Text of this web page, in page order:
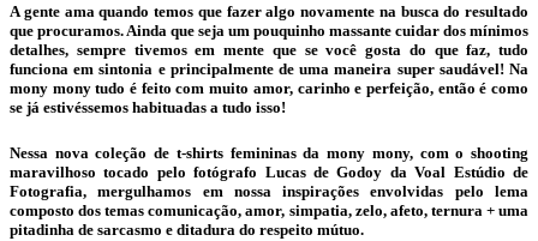
A gente ama quando temos que fazer algo novamente na busca do resultado
que procuramos. Ainda que seja um pouquinho massante cuidar dos mínimos
detalhes, sempre tivemos em mente que se você gosta do que faz, tudo
funciona em sintonia e principalmente de uma maneira super saudável! Na
mony mony tudo é feito com muito amor, carinho e perfeição, então é como
se já estivéssemos habituadas a tudo isso!
Nessa nova coleção de t-shirts femininas da mony mony, com o shooting
maravilhoso tocado pelo fotógrafo Lucas de Godoy da Voal Estúdio de
Fotografia, mergulhamos em nossa inspirações envolvidas pelo lema
composto dos temas comunicação, amor, simpatia, zelo, afeto, ternura + uma
pitadinha de sarcasmo e ditadura do respeito mútuo.